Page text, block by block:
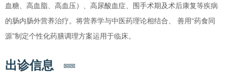
血糖、高血脂、高血压）、高尿酸血症、围手术期及术后康复等疾病
的肠内肠外营养治疗。将营养学与中医药理论相结合、 善用“药食同
源”制定个性化药膳调理方案运用于临床。
出诊信息